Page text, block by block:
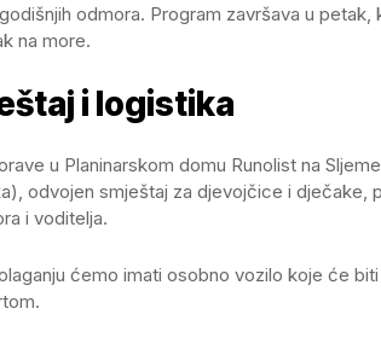
odmora. Program završava u
na more.
i logistika
u Planinarskom domu Runolist na
odvojen smještaj za djevojčice i dječake,
i voditelja.
ćemo imati osobno vozilo koje će